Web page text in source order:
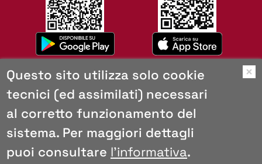
Mappa del sito
Copyright
Browser consigliati
Questo sito utilizza solo cookie
tecnici (ed assimilati) necessari
al corretto funzionamento del
sistema. Per maggiori dettagli
puoi consultare l'informativa.